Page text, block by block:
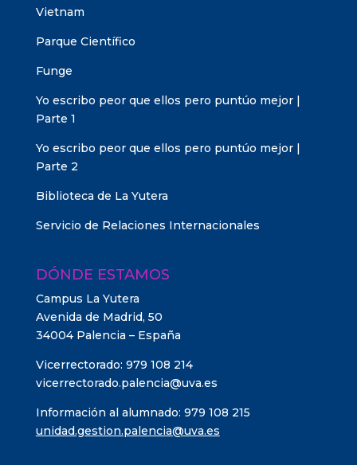
Vietnam
Parque Científico
Funge
Yo escribo peor que ellos pero puntúo mejor |
Parte 1
Yo escribo peor que ellos pero puntúo mejor |
Parte 2
Biblioteca de La Yutera
Servicio de Relaciones Internacionales
DÓNDE ESTAMOS
Campus La Yutera
Avenida de Madrid, 50
34004 Palencia – España
Vicerrectorado: 979 108 214
vicerrectorado.palencia@uva.es
Información al alumnado: 979 108 215
unidad.gestion.palencia@uva.es